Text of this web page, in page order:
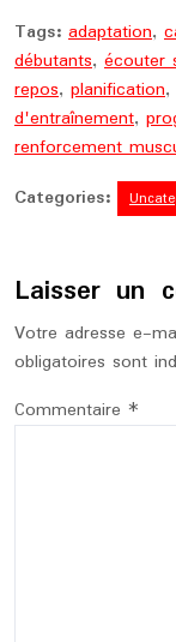
Tags: adaptation,
débutants, écouter
repos, planification,
d'entraînement,
renforcement
Categories:
Laisser un
Votre adresse e-
obligatoires sont
Commentaire *